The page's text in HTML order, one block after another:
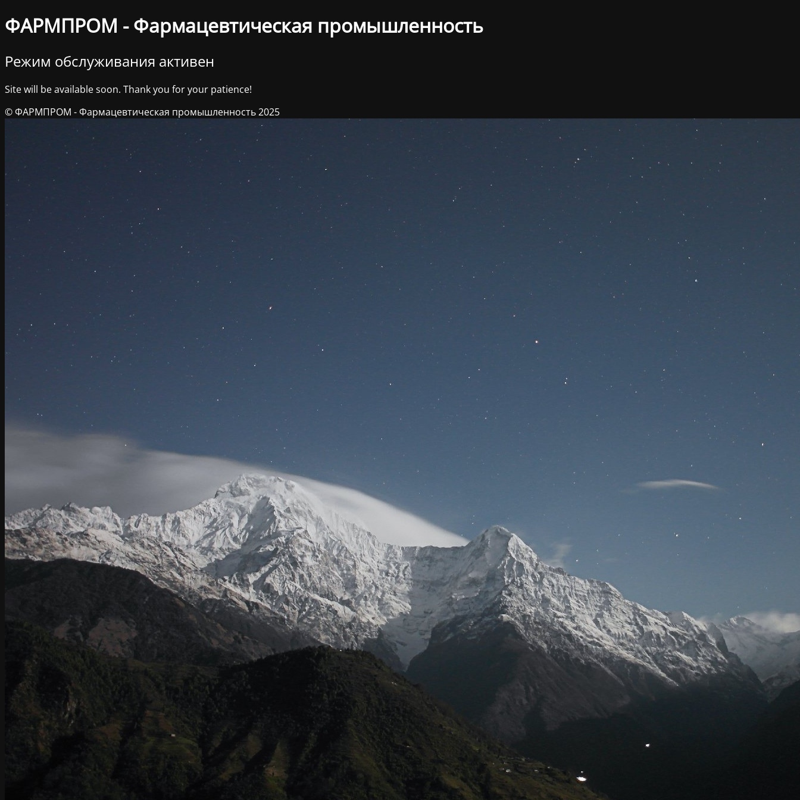
ФАРМПРОМ - Фармацевтическая промышленность
Режим обслуживания активен
Site will be available soon. Thank you for your patience!
© ФАРМПРОМ - Фармацевтическая промышленность 2025